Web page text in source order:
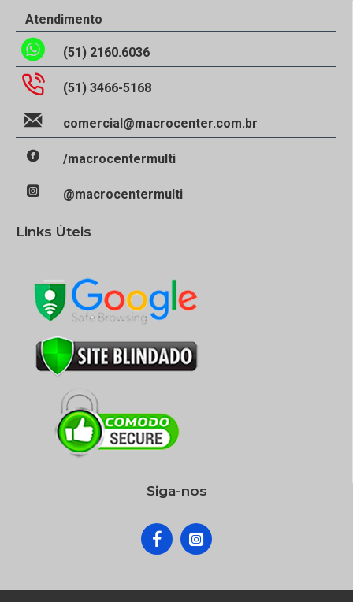
Atendimento
(51) 2160.6036
(51) 3466-5168
comercial@macrocenter.com.br
/macrocentermulti
@macrocentermulti
Links Úteis
Siga-nos